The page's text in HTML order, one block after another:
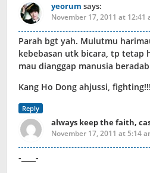
yeorum says:
November 17, 2011 at 12:41
Parah bgt yah. Mulutmu
kebebasan utk bicara, tp tetap
mau dianggap manusia
Kang Ho Dong ahjussi, fighting!!!
Reply
always keep the faith,
November 17, 2011 at 5:14
-____-